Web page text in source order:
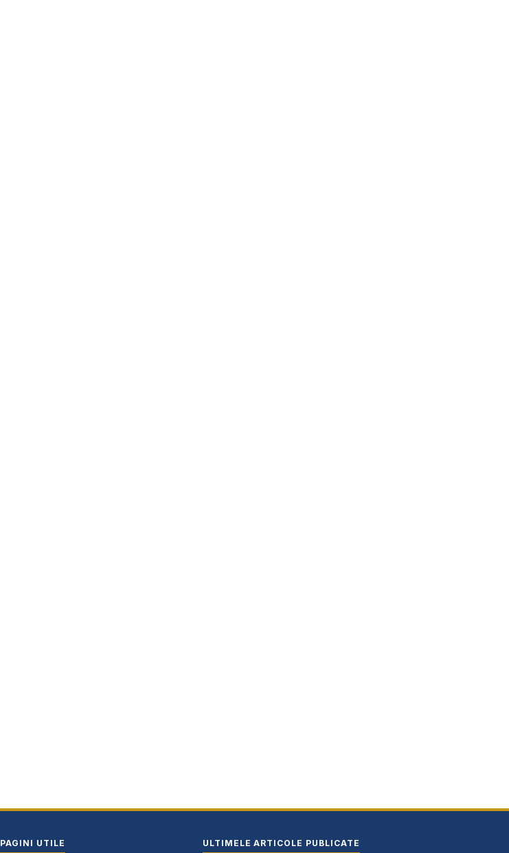
PAGINI UTILE ULTIMELE ARTICOLE PUBLICATE